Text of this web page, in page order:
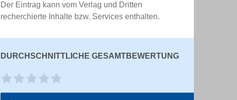
Der Eintrag kann vom Verlag und Dritten
recherchierte Inhalte bzw. Services enthalten.
DURCHSCHNITTLICHE GESAMTBEWERTUNG